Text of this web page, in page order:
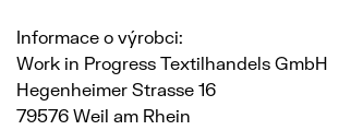
Informace o výrobci:
Work in Progress Textilhandels GmbH
Hegenheimer Strasse 16
79576 Weil am Rhein